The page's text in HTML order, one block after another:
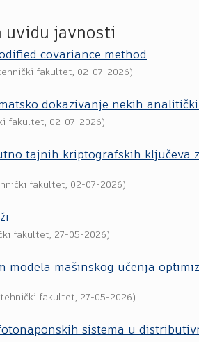
uvidu javnosti
covariance method
fakultet, 02-07-2026)
dokazivanje nekih
fakultet, 02-07-2026)
tajnih kriptografskih ključeva
fakultet, 02-07-2026)
fakultet, 27-05-2026)
modela mašinskog učenja
fakultet, 27-05-2026)
sistema u